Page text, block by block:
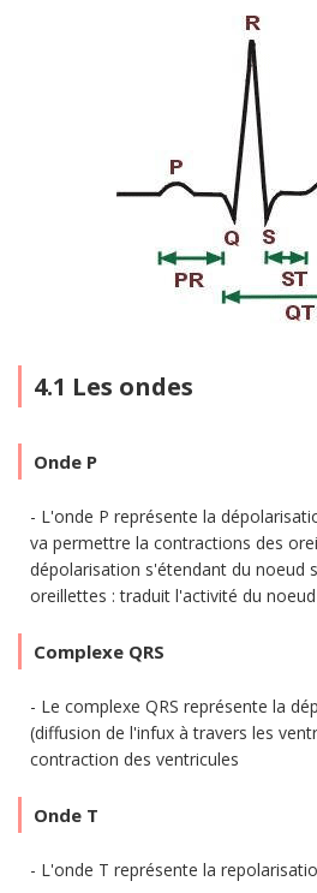
4.1 Les ondes
Onde P
L'onde P représente la
va permettre la contractions des
dépolarisation s'étendant du noeud
oreillettes : traduit l'activité du
Complexe QRS
Le complexe QRS représente la
(diffusion de l'infux à travers les
contraction des ventricules
Onde T
L'onde T représente la